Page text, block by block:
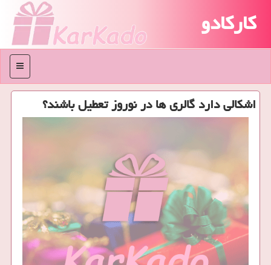
کارکادو
منو
اشكالی دارد گالری ها در نوروز تعطیل باشند؟